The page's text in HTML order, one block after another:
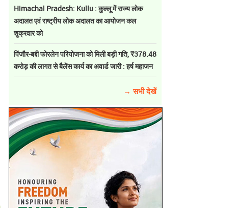
Himachal Pradesh: Kullu : कुल्लू में राज्य लोक
अदालत एवं राष्ट्रीय लोक अदालत का आयोजन कल
शुक्रवार को
पिंजौर-बद्दी फोरलेन परियोजना को मिली बड़ी गति, ₹378.48
करोड़ की लागत से बैलेंस कार्य का अवार्ड जारी : हर्ष महाजन
→ सभी देखें